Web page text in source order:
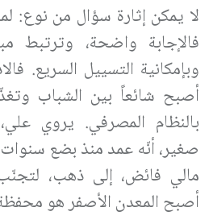
لا يمكن إثارة سؤال من نوع:
فالإجابة واضحة، وترتبط
وبإمكانية التسييل السريع.
أصبح شائعاً بين الشباب
بالنظام المصرفي. يروي
صغير، أنّه عمد منذ بضع
مالي فائض، إلى ذهب،
أصبح المعدن الأصفر هو